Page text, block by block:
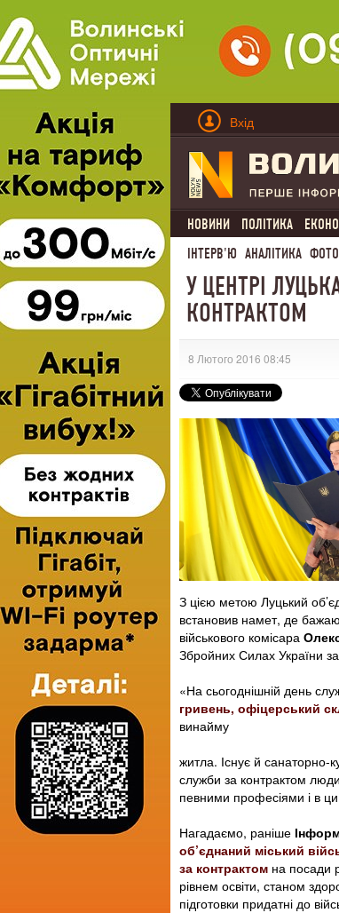
Вхід
НОВИНИ ПОЛІТИКА
ІНТЕРВ'Ю АНАЛІТИКА ФОТО
У ЦЕНТРІ
КОНТРАКТОМ
8 Лютого 2016 08:45
З цією метою Луцький
встановив намет, де
військового комісара
Збройних Силах України
«На сьогоднішній день
гривень, офіцерський
винайму
житла. Існує й санаторно-
служби за контрактом
певними професіями і в
Нагадаємо, раніше
об’єднаний міський
за контрактом на посади
рівнем освіти, станом
підготовки придатні до